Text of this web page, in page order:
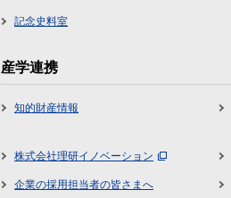
記念史料室
産学連携
知的財産情報
株式会社理研イノベーション
企業の採用担当者の皆さまへ